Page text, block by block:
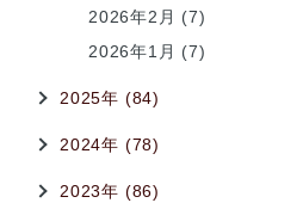
2026年2月 (7)
2026年1月 (7)
2025年 (84)
2024年 (78)
2023年 (86)